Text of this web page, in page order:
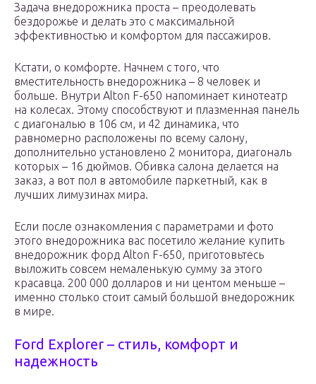
Задача внедорожника проста – преодолевать
бездорожье и делать это с максимальной
эффективностью и комфортом для пассажиров.
Кстати, о комфорте. Начнем с того, что
вместительность внедорожника – 8 человек и
больше. Внутри Alton F-650 напоминает кинотеатр
на колесах. Этому способствуют и плазменная панель
с диагональю в 106 см, и 42 динамика, что
равномерно расположены по всему салону,
дополнительно установлено 2 монитора, диагональ
которых – 16 дюймов. Обивка салона делается на
заказ, а вот пол в автомобиле паркетный, как в
лучших лимузинах мира.
Если после ознакомления с параметрами и фото
этого внедорожника вас посетило желание купить
внедорожник форд Alton F-650, приготовьтесь
выложить совсем немаленькую сумму за этого
красавца. 200 000 долларов и ни центом меньше –
именно столько стоит самый большой внедорожник
в мире.
Ford Explorer – стиль, комфорт и
надежность